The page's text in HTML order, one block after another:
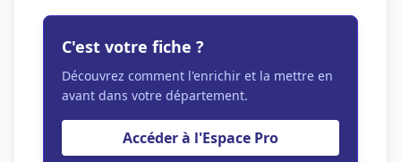
C'est votre fiche ?
Découvrez comment l'enrichir et la mettre en
avant dans votre département.
Accéder à l'Espace Pro